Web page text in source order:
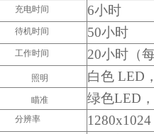
充电时间 6小时
待机时间 50小时
工作时间 20小时（
照明 白色 LED
瞄准 绿色LED ，
分辨率 1280x1024